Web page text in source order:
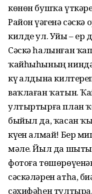
көнөн бушҡа
Район үҙәгенә
килде ул. Уйы – ер
Сәскә һалынған
ҡайһыһының
күҙ алдына
ваҡлаған ҡатын.
ултыртырға план
быйыл да, ҡасан
күҙен алмай! Бер
мәле. Йыл да
фотоға
сәскәләрен атһа,
сәхифәһен